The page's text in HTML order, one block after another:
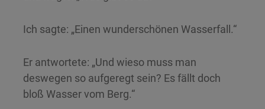
Ich sagte: „Einen wunderschönen Wasserfall.“
Er antwortete: „Und wieso muss man
deswegen so aufgeregt sein? Es fällt doch
bloß Wasser vom Berg.“